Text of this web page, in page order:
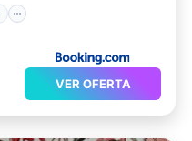
VER OFERTA